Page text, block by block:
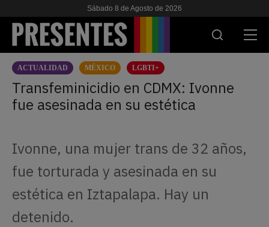
Sábado 8 de Agosto de 2026
ACTUALIDAD
INVESTIGACIONES
ESCUELA
ACTUALIDAD MÉXICO LGBTI+
Transfeminicidio en CDMX: Ivonne
fue asesinada en su estética
Ivonne, una mujer trans de 32 años,
fue torturada y asesinada en su
estética en Iztapalapa. Hay un
detenido.